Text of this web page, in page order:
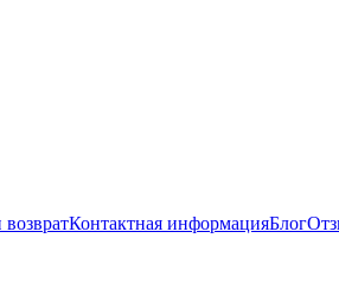
Контактная информацияБлог